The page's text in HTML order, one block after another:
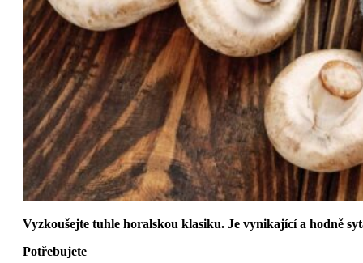
Vyzkoušejte tuhle horalskou klasiku. Je vynikající a hodně
Potřebujete